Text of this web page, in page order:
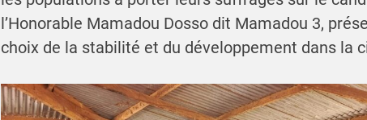
l’Honorable Mamadou Dosso dit Mamadou 3,
choix de la stabilité et du développement dans la